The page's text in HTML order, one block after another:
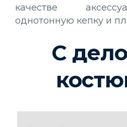
качестве
однотонную кепку и
С